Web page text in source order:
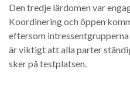
Den tredje lärdomen var
Koordinering och öppen
eftersom
är viktigt att alla parter
sker på testplatsen.